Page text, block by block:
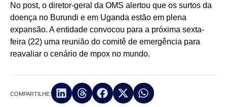
No post, o diretor-geral da OMS alertou que os surtos da
doença no Burundi e em Uganda estão em plena
expansão. A entidade convocou para a próxima sexta-
feira (22) uma reunião do comitê de emergência para
reavaliar o cenário de mpox no mundo.
COMPARTILHE: